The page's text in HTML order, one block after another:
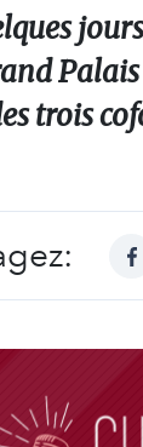
trois